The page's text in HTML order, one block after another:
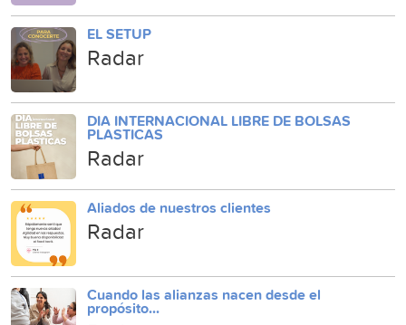
EL SETUP
Radar
DIA INTERNACIONAL LIBRE DE BOLSAS
PLASTICAS
Radar
Aliados de nuestros clientes
Radar
Cuando las alianzas nacen desde el
propósito...